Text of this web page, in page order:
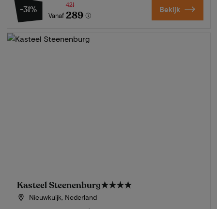
-31%
Vanaf
421
289 Bekijk
Kasteel Steenenburg★★★★
Nieuwkuijk, Nederland